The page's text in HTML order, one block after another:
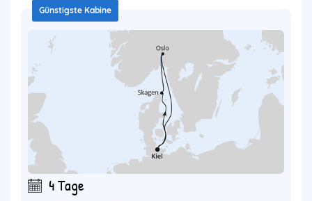
Günstigste Kabine
4 Tage